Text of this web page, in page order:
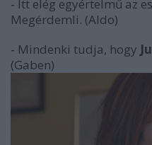
- Itt elég egyértelmű az
Megérdemli. (Aldo)
- Mindenki tudja, hogy
(Gaben)